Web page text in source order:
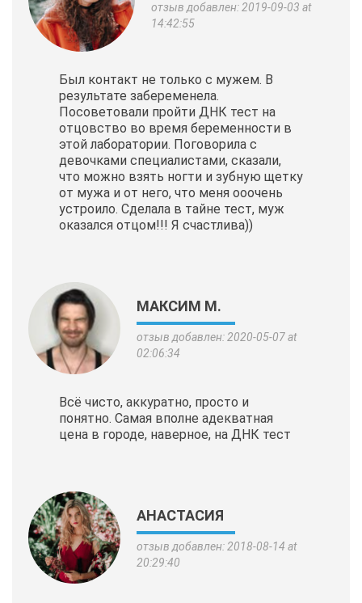
отзыв добавлен: 2019-09-03 at
14:42:55
Был контакт не только с мужем. В
результате забеременела.
Посоветовали пройти ДНК тест на
отцовство во время беременности в
этой лаборатории. Поговорила с
девочками специалистами, сказали,
что можно взять ногти и зубную щетку
от мужа и от него, что меня ооочень
устроило. Сделала в тайне тест, муж
оказался отцом!!! Я счастлива))
МАКСИМ М.
отзыв добавлен: 2020-05-07 at
02:06:34
Всё чисто, аккуратно, просто и
понятно. Самая вполне адекватная
цена в городе, наверное, на ДНК тест
АНАСТАСИЯ
отзыв добавлен: 2018-08-14 at
20:29:40